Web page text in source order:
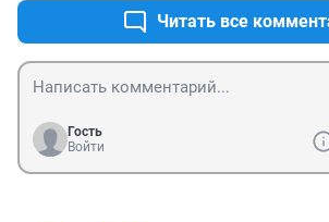
Читать все
Гость
Войти